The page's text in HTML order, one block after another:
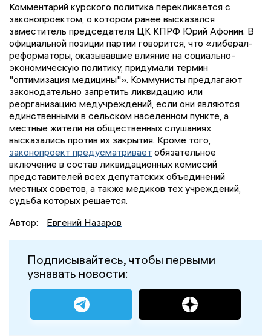
Комментарий курского политика перекликается с
законопроектом, о котором ранее высказался
заместитель председателя ЦК КПРФ Юрий Афонин. В
официальной позиции партии говорится, что «либерал-
реформаторы, оказывавшие влияние на социально-
экономическую политику, придумали термин
"оптимизация медицины"». Коммунисты предлагают
законодательно запретить ликвидацию или
реорганизацию медучреждений, если они являются
единственными в сельском населенном пункте, а
местные жители на общественных слушаниях
высказались против их закрытия. Кроме того,
законопроект предусматривает обязательное
включение в состав ликвидационных комиссий
представителей всех депутатских объединений
местных советов, а также медиков тех учреждений,
судьба которых решается.
Автор:
Евгений Назаров
Подписывайтесь, чтобы первыми
узнавать новости: